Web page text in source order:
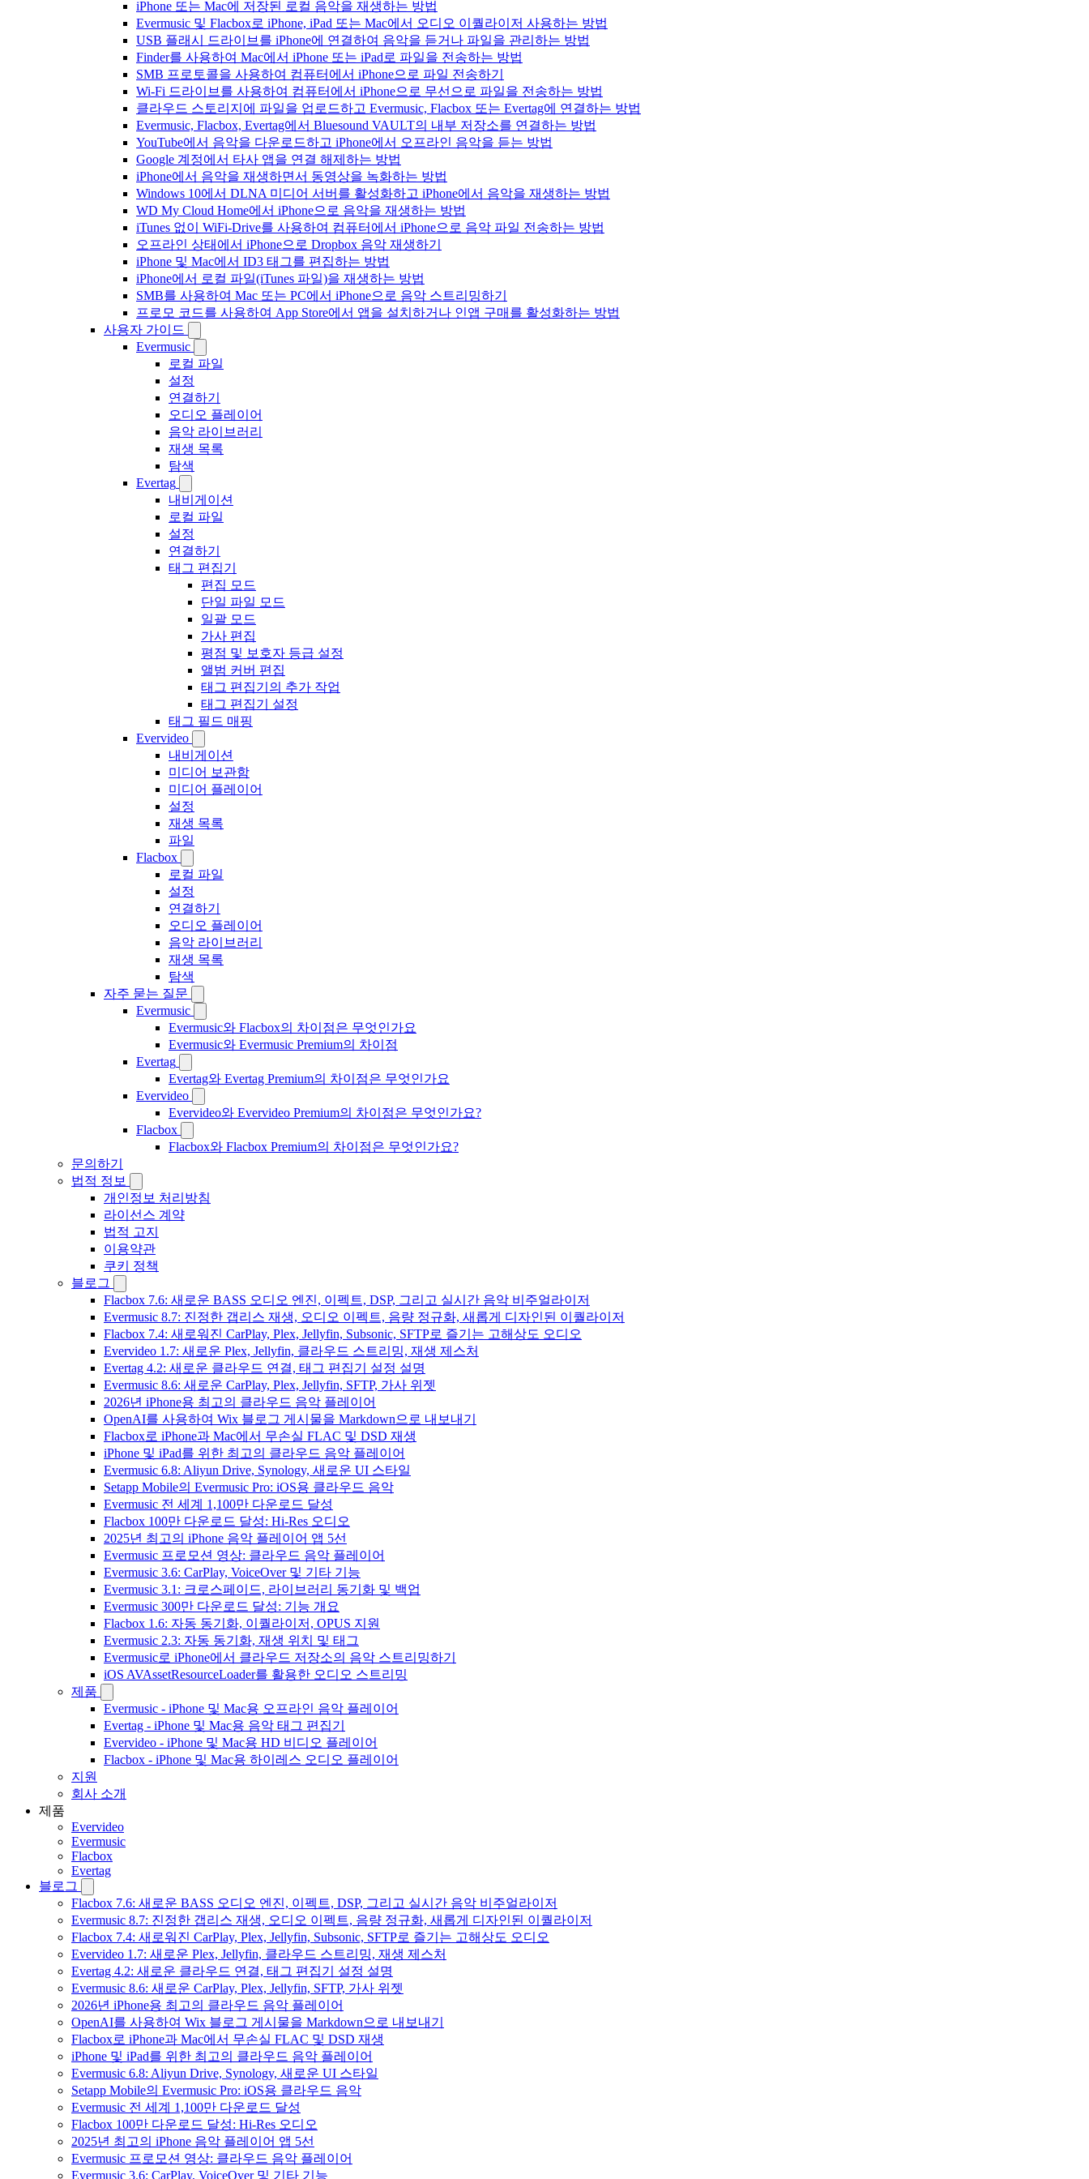
iPhone 또는 Mac에 저장된 로컬 음악을 재생하는 방법
Evermusic 및 Flacbox로 iPhone, iPad 또는 Mac에서 오디오 이퀄라이저 사용하는 방법
USB 플래시 드라이브를 iPhone에 연결하여 음악을 듣거나 파일을 관리하는 방법
Finder를 사용하여 Mac에서 iPhone 또는 iPad로 파일을 전송하는 방법
SMB 프로토콜을 사용하여 컴퓨터에서 iPhone으로 파일 전송하기
Wi-Fi 드라이브를 사용하여 컴퓨터에서 iPhone으로 무선으로 파일을 전송하는 방법
클라우드 스토리지에 파일을 업로드하고 Evermusic, Flacbox 또는 Evertag에 연결하는 방법
Evermusic, Flacbox, Evertag에서 Bluesound VAULT의 내부 저장소를 연결하는 방법
YouTube에서 음악을 다운로드하고 iPhone에서 오프라인 음악을 듣는 방법
Google 계정에서 타사 앱을 연결 해제하는 방법
iPhone에서 음악을 재생하면서 동영상을 녹화하는 방법
Windows 10에서 DLNA 미디어 서버를 활성화하고 iPhone에서 음악을 재생하는 방법
WD My Cloud Home에서 iPhone으로 음악을 재생하는 방법
iTunes 없이 WiFi-Drive를 사용하여 컴퓨터에서 iPhone으로 음악 파일 전송하는 방법
오프라인 상태에서 iPhone으로 Dropbox 음악 재생하기
iPhone 및 Mac에서 ID3 태그를 편집하는 방법
iPhone에서 로컬 파일(iTunes 파일)을 재생하는 방법
SMB를 사용하여 Mac 또는 PC에서 iPhone으로 음악 스트리밍하기
프로모 코드를 사용하여 App Store에서 앱을 설치하거나 인앱 구매를 활성화하는 방법
사용자 가이드
Evermusic
로컬 파일
설정
연결하기
오디오 플레이어
음악 라이브러리
재생 목록
탐색
Evertag
내비게이션
로컬 파일
설정
연결하기
태그 편집기
편집 모드
단일 파일 모드
일괄 모드
가사 편집
평점 및 보호자 등급 설정
앨범 커버 편집
태그 편집기의 추가 작업
태그 편집기 설정
태그 필드 매핑
Evervideo
내비게이션
미디어 보관함
미디어 플레이어
설정
재생 목록
파일
Flacbox
로컬 파일
설정
연결하기
오디오 플레이어
음악 라이브러리
재생 목록
탐색
자주 묻는 질문
Evermusic
Evermusic와 Flacbox의 차이점은 무엇인가요
Evermusic와 Evermusic Premium의 차이점
Evertag
Evertag와 Evertag Premium의 차이점은 무엇인가요
Evervideo
Evervideo와 Evervideo Premium의 차이점은 무엇인가요?
Flacbox
Flacbox와 Flacbox Premium의 차이점은 무엇인가요?
문의하기
법적 정보
개인정보 처리방침
라이선스 계약
법적 고지
이용약관
쿠키 정책
블로그
Flacbox 7.6: 새로운 BASS 오디오 엔진, 이펙트, DSP, 그리고 실시간 음악 비주얼라이저
Evermusic 8.7: 진정한 갭리스 재생, 오디오 이펙트, 음량 정규화, 새롭게 디자인된 이퀄라이저
Flacbox 7.4: 새로워진 CarPlay, Plex, Jellyfin, Subsonic, SFTP로 즐기는 고해상도 오디오
Evervideo 1.7: 새로운 Plex, Jellyfin, 클라우드 스트리밍, 재생 제스처
Evertag 4.2: 새로운 클라우드 연결, 태그 편집기 설정 설명
Evermusic 8.6: 새로운 CarPlay, Plex, Jellyfin, SFTP, 가사 위젯
2026년 iPhone용 최고의 클라우드 음악 플레이어
OpenAI를 사용하여 Wix 블로그 게시물을 Markdown으로 내보내기
Flacbox로 iPhone과 Mac에서 무손실 FLAC 및 DSD 재생
iPhone 및 iPad를 위한 최고의 클라우드 음악 플레이어
Evermusic 6.8: Aliyun Drive, Synology, 새로운 UI 스타일
Setapp Mobile의 Evermusic Pro: iOS용 클라우드 음악
Evermusic 전 세계 1,100만 다운로드 달성
Flacbox 100만 다운로드 달성: Hi-Res 오디오
2025년 최고의 iPhone 음악 플레이어 앱 5선
Evermusic 프로모션 영상: 클라우드 음악 플레이어
Evermusic 3.6: CarPlay, VoiceOver 및 기타 기능
Evermusic 3.1: 크로스페이드, 라이브러리 동기화 및 백업
Evermusic 300만 다운로드 달성: 기능 개요
Flacbox 1.6: 자동 동기화, 이퀄라이저, OPUS 지원
Evermusic 2.3: 자동 동기화, 재생 위치 및 태그
Evermusic로 iPhone에서 클라우드 저장소의 음악 스트리밍하기
iOS AVAssetResourceLoader를 활용한 오디오 스트리밍
제품
Evermusic - iPhone 및 Mac용 오프라인 음악 플레이어
Evertag - iPhone 및 Mac용 음악 태그 편집기
Evervideo - iPhone 및 Mac용 HD 비디오 플레이어
Flacbox - iPhone 및 Mac용 하이레스 오디오 플레이어
지원
회사 소개
제품
Evervideo
Evermusic
Flacbox
Evertag
블로그
Flacbox 7.6: 새로운 BASS 오디오 엔진, 이펙트, DSP, 그리고 실시간 음악 비주얼라이저
Evermusic 8.7: 진정한 갭리스 재생, 오디오 이펙트, 음량 정규화, 새롭게 디자인된 이퀄라이저
Flacbox 7.4: 새로워진 CarPlay, Plex, Jellyfin, Subsonic, SFTP로 즐기는 고해상도 오디오
Evervideo 1.7: 새로운 Plex, Jellyfin, 클라우드 스트리밍, 재생 제스처
Evertag 4.2: 새로운 클라우드 연결, 태그 편집기 설정 설명
Evermusic 8.6: 새로운 CarPlay, Plex, Jellyfin, SFTP, 가사 위젯
2026년 iPhone용 최고의 클라우드 음악 플레이어
OpenAI를 사용하여 Wix 블로그 게시물을 Markdown으로 내보내기
Flacbox로 iPhone과 Mac에서 무손실 FLAC 및 DSD 재생
iPhone 및 iPad를 위한 최고의 클라우드 음악 플레이어
Evermusic 6.8: Aliyun Drive, Synology, 새로운 UI 스타일
Setapp Mobile의 Evermusic Pro: iOS용 클라우드 음악
Evermusic 전 세계 1,100만 다운로드 달성
Flacbox 100만 다운로드 달성: Hi-Res 오디오
2025년 최고의 iPhone 음악 플레이어 앱 5선
Evermusic 프로모션 영상: 클라우드 음악 플레이어
Evermusic 3.6: CarPlay, VoiceOver 및 기타 기능